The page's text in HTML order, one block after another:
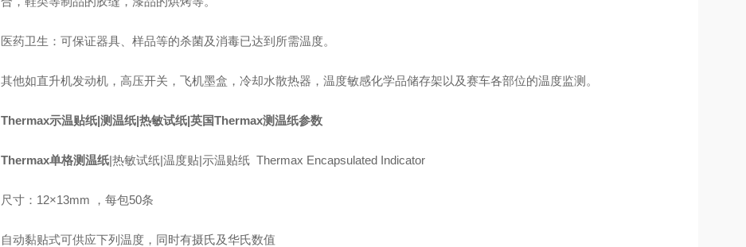
医药卫生：可保证器具、样品等的杀菌及消毒已达到所需温度。
其他如直升机发动机，高压开关，飞机墨盒，冷却水散热器，温度敏感化学品储存架以及赛车各部位的温度监测。
Thermax示温贴纸|测温纸|热敏试纸|英国Thermax测温纸参数
Thermax单格测温纸|热敏试纸|温度贴|示温贴纸 Thermax Encapsulated Indicator
尺寸：12×13mm ，每包50条
自动黏贴式可供应下列温度，同时有摄氏及华氏数值